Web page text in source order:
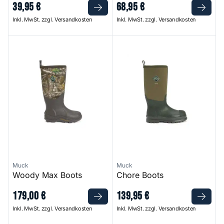
39,95€
Inkl. MwSt. zzgl. Versandkosten
68,95€
Inkl. MwSt. zzgl. Versandkosten
Muck
Woody Max Boots
179,00€
Inkl. MwSt. zzgl. Versandkosten
Muck
Chore Boots
139,95€
Inkl. MwSt. zzgl. Versandkosten